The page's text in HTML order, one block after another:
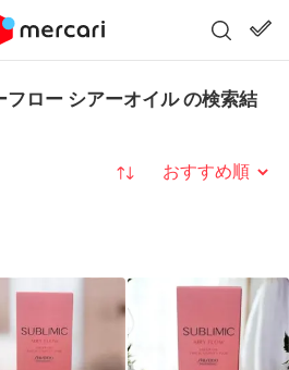
ロー シアーオイル の検索結
並び替え